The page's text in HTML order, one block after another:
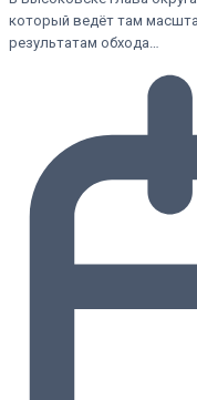
который ведёт там
результатам обхода…